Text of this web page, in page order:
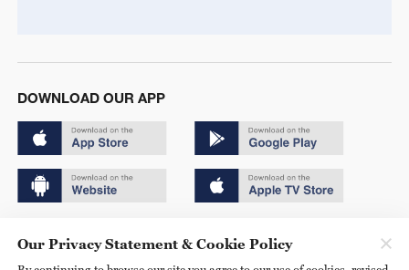
DOWNLOAD OUR APP
京ICP备20000184号
Our Privacy Statement & Cookie Policy